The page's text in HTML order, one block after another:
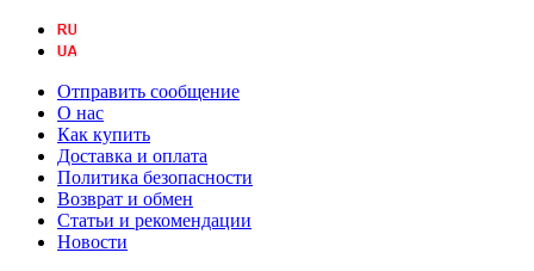
Отправить сообщение
О нас
Как купить
Доставка и оплата
Политика безопасности
Возврат и обмен
Статьи и рекомендации
Новости